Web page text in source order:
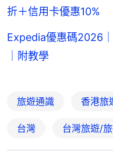
折＋信用卡優惠10%
Expedia優惠碼2026
｜附教學
旅遊通識 香港旅
台灣 台灣旅遊/